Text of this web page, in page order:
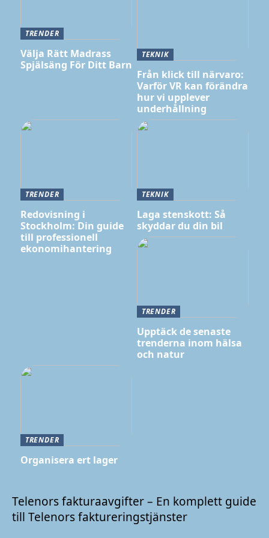
TRENDER
Välja Rätt Madrass
Spjälsäng För Ditt Barn
TEKNIK
Från klick till närvaro:
Varför VR kan förändra
hur vi upplever
underhållning
TRENDER
Redovisning i
Stockholm: Din guide
till professionell
ekonomihantering
TEKNIK
Laga stenskott: Så
skyddar du din bil
TRENDER
Upptäck de senaste
trenderna inom hälsa
och natur
TRENDER
Organisera ert lager
Telenors fakturaavgifter – En komplett guide
till Telenors faktureringstjänster